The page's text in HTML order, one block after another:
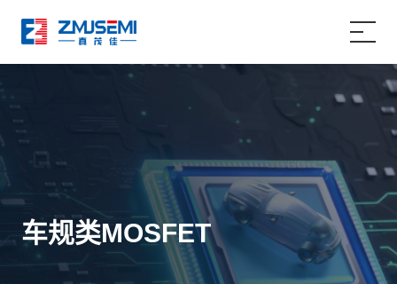
产品中心
应用案例
关于我们
车规类MOSFET